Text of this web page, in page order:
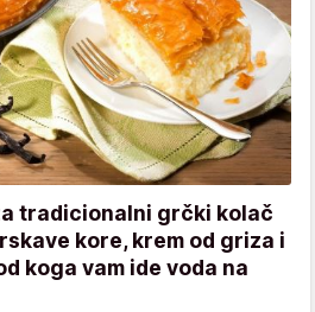
tradicionalni grčki kolač
kore, krem od griza i
koga vam ide voda na